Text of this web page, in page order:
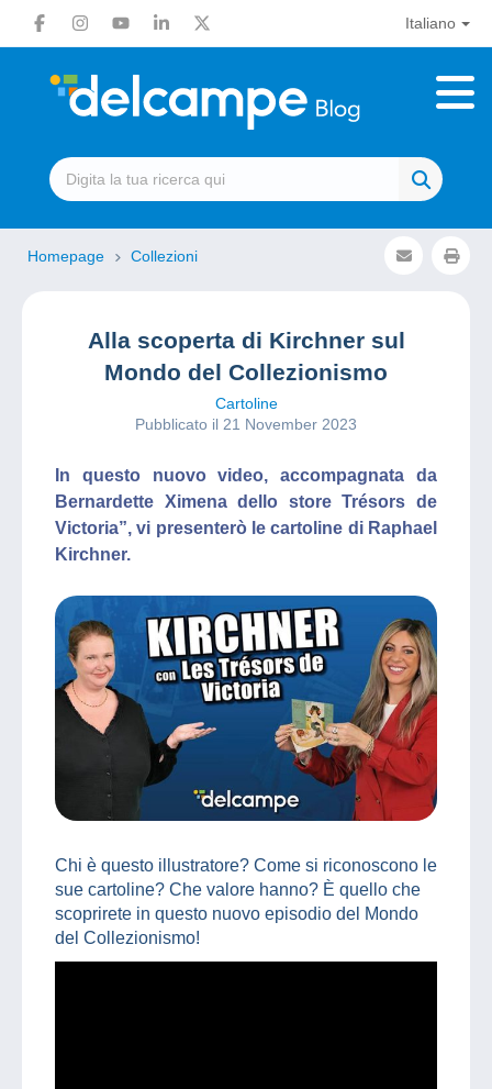
Italiano
Homepage Collezioni
Alla scoperta di Kirchner sul
Mondo del Collezionismo
Cartoline
Pubblicato il 21 November 2023
In questo nuovo video, accompagnata da
Bernardette Ximena dello store Trésors de
Victoria”, vi presenterò le cartoline di Raphael
Kirchner.
Chi è questo illustratore? Come si riconoscono le
sue cartoline? Che valore hanno? È quello che
scoprirete in questo nuovo episodio del Mondo
del Collezionismo!